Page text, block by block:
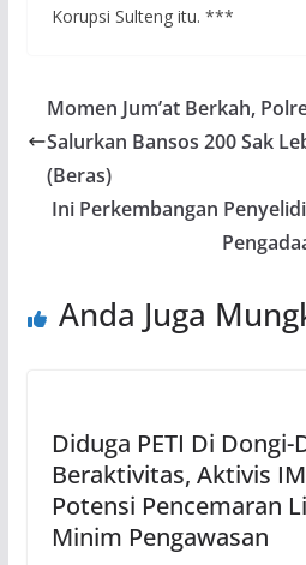
Korupsi Sulteng itu. ***
Momen Jum’at Berkah,
Salurkan Bansos 200 Sak
(Beras)
Ini Perkembangan
Anda Juga
Diduga PETI Di
Beraktivitas, Aktivis
Potensi Pencemaran
Minim Pengawasan